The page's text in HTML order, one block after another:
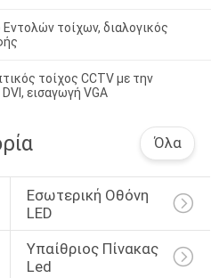
τοίχων, διαλογικός
τοίχος CCTV με την
εισαγωγή VGA
Όλα
Εσωτερική Οθόνη
LED
Υπαίθριος Πίνακας
Led